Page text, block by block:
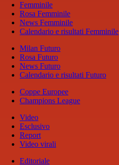
Femminile
Rosa Femminile
News Femminile
Calendario e risultati Femminile
Milan Futuro
Rosa Futuro
News Futuro
Calendario e risultati Futuro
Coppe Europee
Champions League
Video
Esclusivo
Report
Video virali
Editoriale